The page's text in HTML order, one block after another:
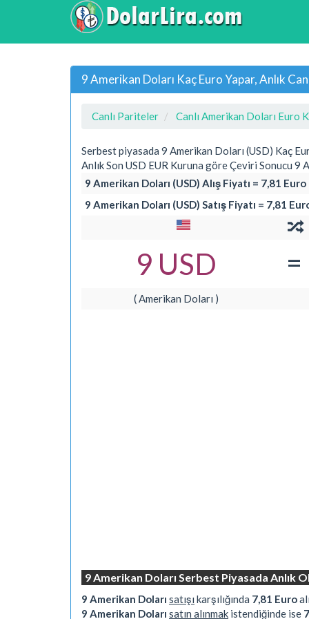
9 Amerikan Doları Kaç Euro Yapar, Anlık
Canlı Pariteler Canlı Amerikan Doları Euro
Serbest piyasada 9 Amerikan Doları (USD) Kaç
Anlık Son USD EUR Kuruna göre Çeviri Sonucu 9
9 Amerikan Doları (USD) Alış Fiyatı = 7,81 Euro
9 Amerikan Doları (USD) Satış Fiyatı = 7,81
9 USD =
( Amerikan Doları )
9 Amerikan Doları Serbest Piyasada Anlık
9 Amerikan Doları satışı karşılığında 7,81 Euro
9 Amerikan Doları satın alınmak istendiğinde ise